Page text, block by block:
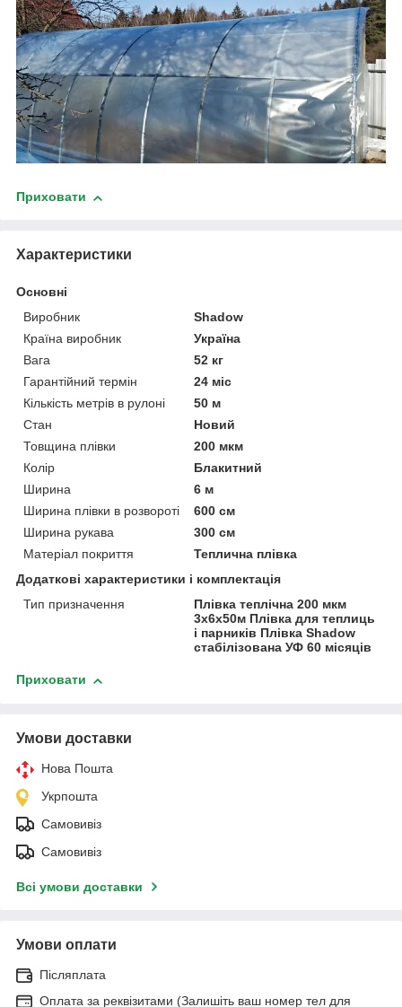
Приховати
Характеристики
Основні
Виробник
Shadow
Країна виробник
Україна
Вага
52 кг
Гарантійний термін
24 міс
Кількість метрів в рулоні
50 м
Стан
Новий
Товщина плівки
200 мкм
Колір
Блакитний
Ширина
6 м
Ширина плівки в розвороті
600 см
Ширина рукава
300 см
Матеріал покриття
Теплична плівка
Додаткові характеристики і комплектація
Тип призначення
Плівка теплічна 200 мкм
3х6х50м Плівка для теплиць
і парників Плівка Shadow
стабілізована УФ 60 місяців
Приховати
Умови доставки
Нова Пошта
Укрпошта
Самовивіз
Самовивіз
Всі умови доставки
Умови оплати
Післяплата
Оплата за реквізитами (Залишіть ваш номер тел для